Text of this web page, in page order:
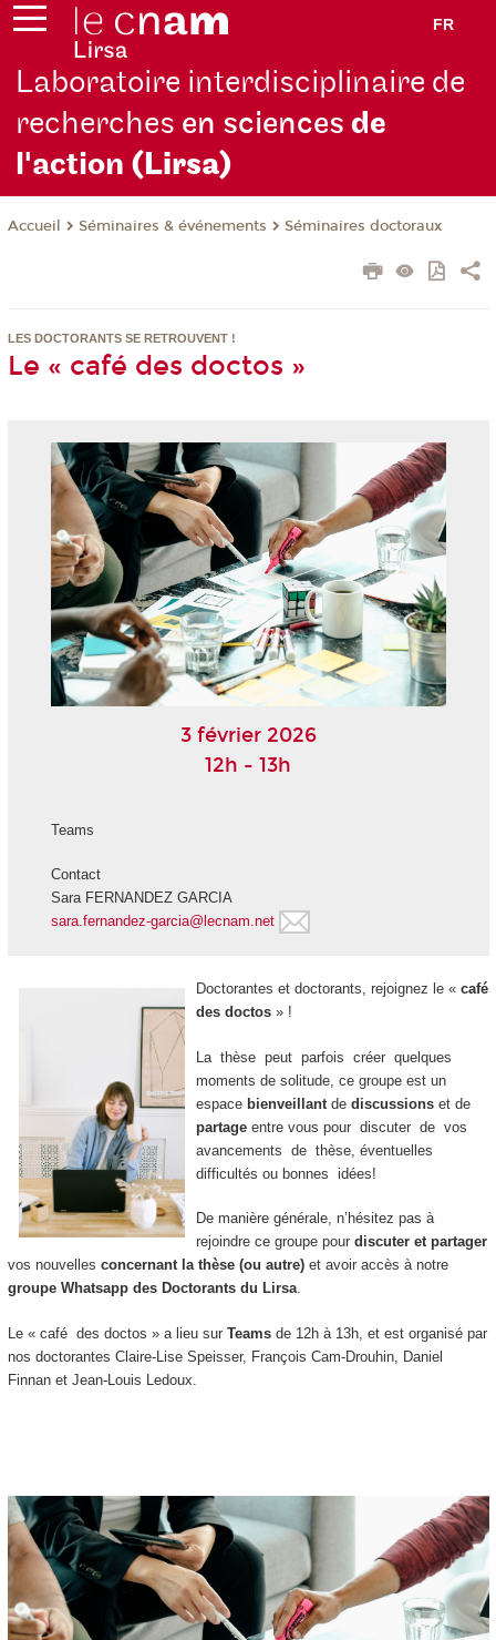
FR
Laboratoire interdisciplinaire de
recherches en sciencesde
l'action (Lirsa)
Accueil Séminaires & événements Séminaires doctoraux
LES DOCTORANTS SE RETROUVENT !
Le « café des doctos »
3 février 2026
12h - 13h
Teams
Contact
Sara FERNANDEZ GARCIA
sara.fernandez-garcia@lecnam.net
Doctorantes et doctorants, rejoignez le « café
des doctos» !
La thèse peut parfois créer quelques
moments de solitude, ce groupe est un
espace bienveillant de discussions et de
partage entre vous pour discuter de vos
avancements de thèse, éventuelles
difficultés ou bonnes idées!
De manière générale, n’hésitez pas à
rejoindre ce groupe pourdiscuter et partager
vos nouvelles concernant la thèse (ou autre)et avoir accès à notre
groupe Whatsapp des Doctorants du Lirsa.
Le « café des doctos » a lieu sur Teams de 12h à 13h, et est organisé par
nos doctorantes Claire-Lise Speisser, François Cam-Drouhin, Daniel
Finnan et Jean-Louis Ledoux.